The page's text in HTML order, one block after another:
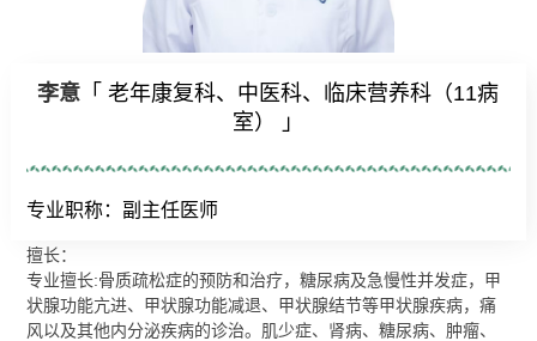
李意 「 老年康复科、中医科、临床营养科（11病
室） 」
专业职称：副主任医师
擅长：
专业擅长:骨质疏松症的预防和治疗，糖尿病及急慢性并发症，甲
状腺功能亢进、甲状腺功能减退、甲状腺结节等甲状腺疾病，痛
风以及其他内分泌疾病的诊治。肌少症、肾病、糖尿病、肿瘤、